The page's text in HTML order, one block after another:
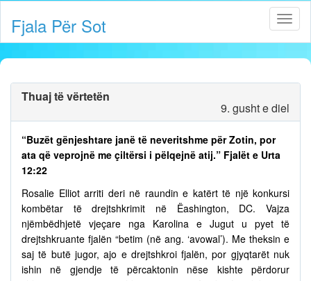
Fjala Për Sot
Thuaj të vërtetën
9. gusht e diel
“Buzët gënjeshtare janë të neveritshme për Zotin, por
ata që veprojnë me çiltërsi i pëlqejnë atij.” Fjalët e Urta
12:22
Rosalie Elliot arriti deri në raundin e katërt të një konkursi
kombëtar të drejtshkrimit në Ëashington, DC. Vajza
njëmbëdhjetë vjeçare nga Karolina e Jugut u pyet të
drejtshkruante fjalën “betim (në ang. ‘avowal’). Me theksin e
saj të butë jugor, ajo e drejtshkroi fjalën, por gjyqtarët nuk
ishin në gjendje të përcaktonin nëse kishte përdorur